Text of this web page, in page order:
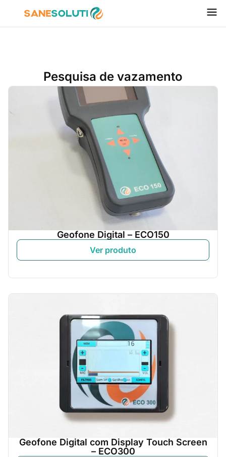
Pesquisa de vazamento
Geofone Digital – ECO150
Ver produto
Geofone Digital com Display Touch Screen
– ECO300